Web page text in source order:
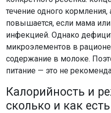
течение одного кормления,
повышается, если мама
инфекцией. Однако
микроэлементов в
содержание в молоке.
питание — это не
Калорийность и
сколько и как есть